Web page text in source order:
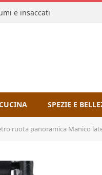
e insaccati
SPEZIE E
ruota panoramica Manico